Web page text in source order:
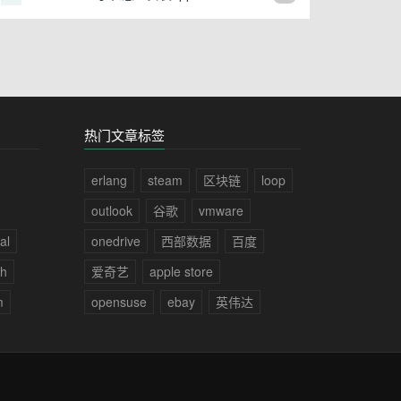
热门文章标签
erlang steam 区块链
loop
outlook
谷歌
vmware
onedrive
西部数据
百度
爱奇艺
apple store
opensuse
ebay 英伟达